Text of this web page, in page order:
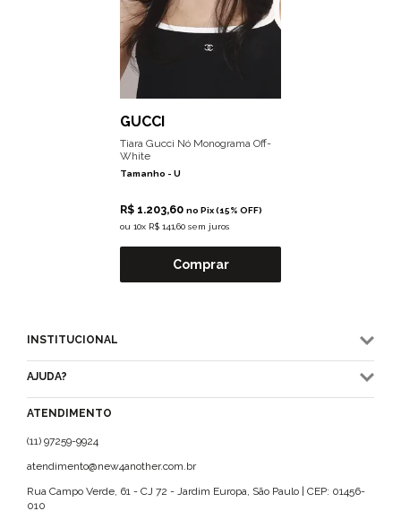
GUCCI
Tiara Gucci Nó Monograma Off-
White
Tamanho - U
R$ 1.203,60 no Pix (15% OFF)
ou 10x R$ 141,60 sem juros
Comprar
INSTITUCIONAL
AJUDA?
ATENDIMENTO
(11) 97259-9924
atendimento@new4another.com.br
Rua Campo Verde, 61 - CJ 72 - Jardim Europa, São Paulo | CEP: 01456-
010